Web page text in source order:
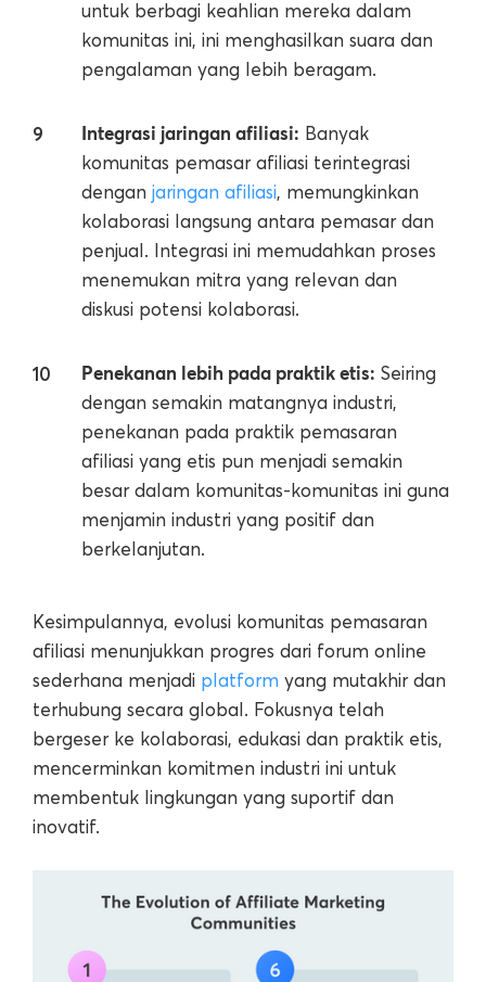
untuk berbagi keahlian mereka dalam
komunitas ini, ini menghasilkan suara dan
pengalaman yang lebih beragam.
Integrasi jaringan afiliasi: Banyak
komunitas pemasar afiliasi terintegrasi
dengan jaringan afiliasi, memungkinkan
kolaborasi langsung antara pemasar dan
penjual. Integrasi ini memudahkan proses
menemukan mitra yang relevan dan
diskusi potensi kolaborasi.
Penekanan lebih pada praktik etis: Seiring
dengan semakin matangnya industri,
penekanan pada praktik pemasaran
afiliasi yang etis pun menjadi semakin
besar dalam komunitas-komunitas ini guna
menjamin industri yang positif dan
berkelanjutan.
Kesimpulannya, evolusi komunitas pemasaran
afiliasi menunjukkan progres dari forum online
sederhana menjadi platform yang mutakhir dan
terhubung secara global. Fokusnya telah
bergeser ke kolaborasi, edukasi dan praktik etis,
mencerminkan komitmen industri ini untuk
membentuk lingkungan yang suportif dan
inovatif.